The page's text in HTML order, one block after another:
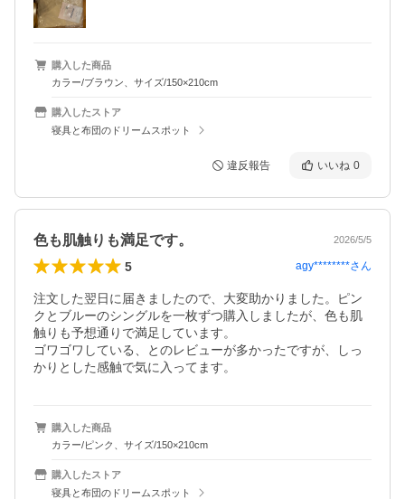
購入した商品
カラー/ブラウン、サイズ/150×210cm
購入したストア
寝具と布団のドリームスポット
違反報告 いいね 0
色も肌触りも満足です。 2026/5/5
5 agy********さん
注文した翌日に届きましたので、大変助かりました。ピン
クとブルーのシングルを一枚ずつ購入しましたが、色も肌
触りも予想通りで満足しています。
ゴワゴワしている、とのレビューが多かったですが、しっ
かりとした感触で気に入ってます。
購入した商品
カラー/ピンク、サイズ/150×210cm
購入したストア
寝具と布団のドリームスポット